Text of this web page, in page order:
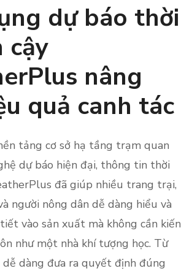
dự báo thời
nâng
quả canh tác
tảng cơ sở hạ tầng trạm quan
dự báo hiện đại, thông tin thời
đã giúp nhiều trang trại,
người nông dân dễ dàng hiểu và
vào sản xuất mà không cần kiến
như một nhà khí tượng học. Từ
dễ dàng đưa ra quyết định đúng